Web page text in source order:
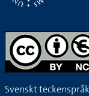
Svenskt